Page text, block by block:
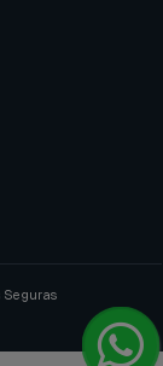
Seguras